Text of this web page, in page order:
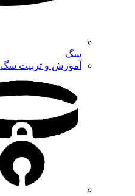
سگ
آموزش و تربیت سگ